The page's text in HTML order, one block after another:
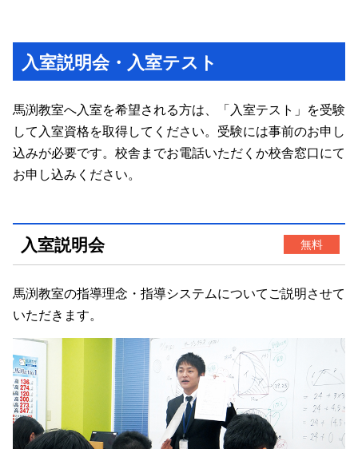
入室説明会・入室テスト
馬渕教室へ入室を希望される方は、「入室テスト」を受験
して入室資格を取得してください。受験には事前のお申し
込みが必要です。校舎までお電話いただくか校舎窓口にて
お申し込みください。
入室説明会 無料
馬渕教室の指導理念・指導システムについてご説明させて
いただきます。